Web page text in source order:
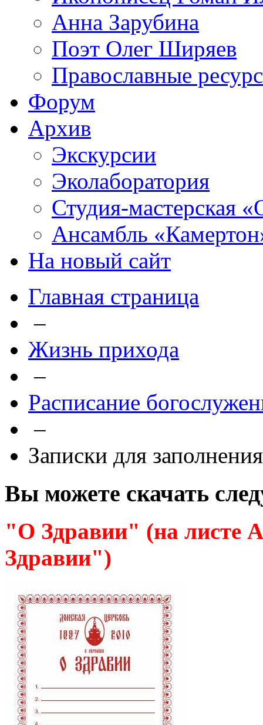
Анна Зарубина
Поэт Олег Ширяев
Православные
Форум
Архив
Экскурсии
Эколаборатория
Студия-мастерская
Ансамбль
На новый сайт
Главная страница
–
Жизнь прихода
–
Расписание
–
Записки для заполнения
Вы можете скачать
"О Здравии" (на листе
Здравии")